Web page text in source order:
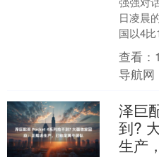
日凌晨
国以4
定小组
巴佩为
查看：
导航网
泽巨
到?
生产